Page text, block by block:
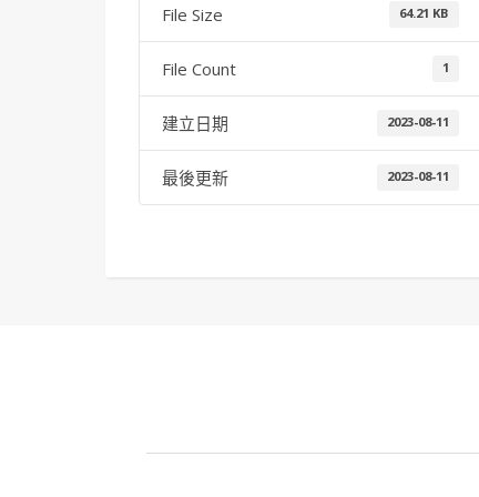
File Size 64.21 KB
File Count 1
建立日期 2023-08-11
最後更新 2023-08-11